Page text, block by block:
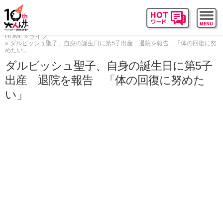
HOME
ライフ
ダルビッシュ聖子、自身の誕生日に第5子出産 退院を報告 「体の回復に努
めたい」
ダルビッシュ聖子、自身の誕生日に第5子
出産 退院を報告 「体の回復に努めた
い」